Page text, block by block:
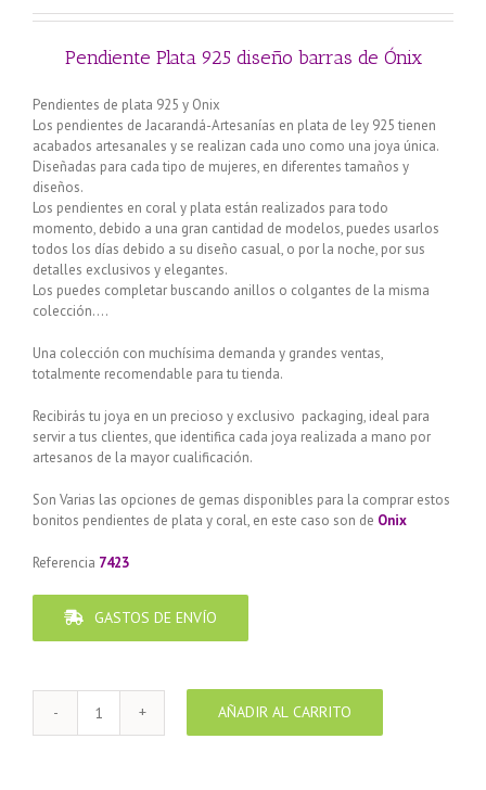
Pendiente Plata 925 diseño barras de Ónix
Pendientes de plata 925 y Onix
Los pendientes de Jacarandá-Artesanías en plata de ley 925 tienen
acabados artesanales y se realizan cada uno como una joya única.
Diseñadas para cada tipo de mujeres, en diferentes tamaños y
diseños.
Los pendientes en coral y plata están realizados para todo
momento, debido a una gran cantidad de modelos, puedes usarlos
todos los días debido a su diseño casual, o por la noche, por sus
detalles exclusivos y elegantes.
Los puedes completar buscando anillos o colgantes de la misma
colección….
Una colección con muchísima demanda y grandes ventas,
totalmente recomendable para tu tienda.
Recibirás tu joya en un precioso y exclusivo packaging, ideal para
servir a tus clientes, que identifica cada joya realizada a mano por
artesanos de la mayor cualificación.
Son Varias las opciones de gemas disponibles para la comprar estos
bonitos pendientes de plata y coral, en este caso son de Onix
Referencia 7423
GASTOS DE ENVÍO
Pendiente
Plata
AÑADIR AL CARRITO